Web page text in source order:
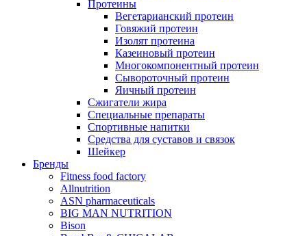
Протеины
Вегетарианский протеин
Говяжий протеин
Изолят протеина
Казеиновый протеин
Многокомпонентный протеин
Сывороточный протеин
Яичный протеин
Сжигатели жира
Специальные препараты
Спортивные напитки
Средства для суставов и связок
Шейкер
Бренды
Fitness food factory
Allnutrition
ASN pharmaceuticals
BIG MAN NUTRITION
Bison